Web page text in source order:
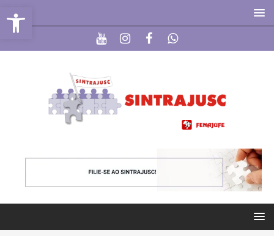
Abrir a barra de ferramentas